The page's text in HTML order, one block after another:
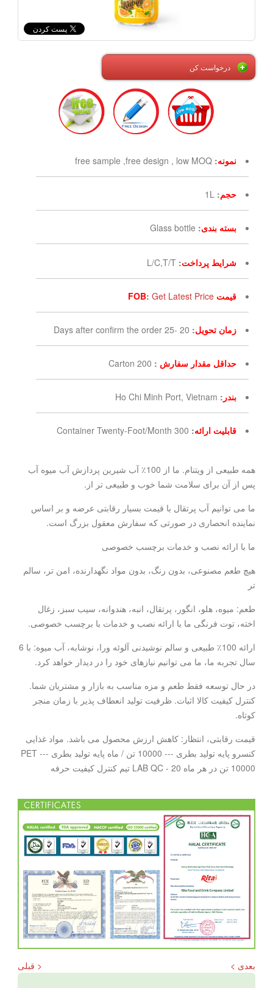
درخواست کن
نمونه:
free sample ,free design , low MOQ
حجم:
1L
بسته بندی:
Glass bottle
شرایط پرداخت:
L/C,T/T
قیمت FOB : Get Latest Price
زمان تحویل:
20 -25 Days after confirm the order
حداقل مقدار سفارش :
200 Carton
بندر :
Ho Chi Minh Port, Vietnam
قابلیت ارائه:
300 Container Twenty-Foot/Month
همه طبیعی از ویتنام. ما از 100٪ آب شیرین پردازش آب میوه آب
پس از آن برای سلامت شما خوب و طبیعی تر از.
ما می توانیم آب پرتقال با قیمت بسیار رقابتی عرضه و بر اساس
نماینده انحصاری در صورتی که سفارش معقول بزرگ است.
ما با ارائه نصب و خدمات برچسب خصوصی
هیچ طعم مصنوعی، بدون رنگ، بدون مواد نگهدارنده، امن تر، سالم
تر
طعم: میوه، هلو، انگور، پرتقال، انبه، هندوانه، سیب سبز، زغال
اخته، توت فرنگی ما با ارائه نصب و خدمات با برچسب خصوصی.
ارائه 100٪ طبیعی و سالم نوشیدنی آلوئه ورا، نوشابه، آب میوه: با 6
سال تجربه ما، ما می توانیم نیازهای خود را در دیدار خواهد کرد.
در حال توسعه فقط طعم و مزه مناسب به بازار و مشتریان شما.
کنترل کیفیت کالا اثبات. ظرفیت تولید انعطاف پذیر با زمان منجر
کوتاه.
قیمت رقابتی، انتظار: کاهش ارزش محصول می باشد. مواد غذایی
کنسرو پایه تولید بطری --- 10000 تن / ماه پایه تولید بطری PET ---
10000 تن در هر ماه LAB QC - 20 تیم کنترل کیفیت حرفه
< قبلی بعدی >